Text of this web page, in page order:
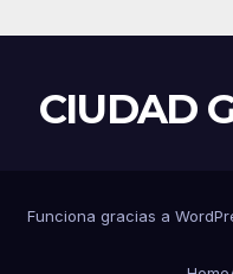
CIUDAD
Funciona gracias a